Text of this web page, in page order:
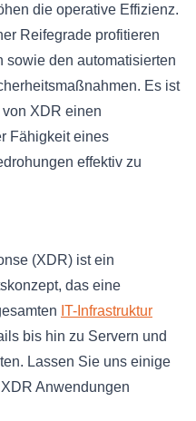
die operative Effizienz.
Reifegrade profitieren
sowie den automatisierten
Es ist
XDR einen
Fähigkeit eines
effektiv zu
(XDR) ist ein
das eine
IT-Infrastruktur
bis hin zu Servern und
Lassen Sie uns einige
Anwendungen